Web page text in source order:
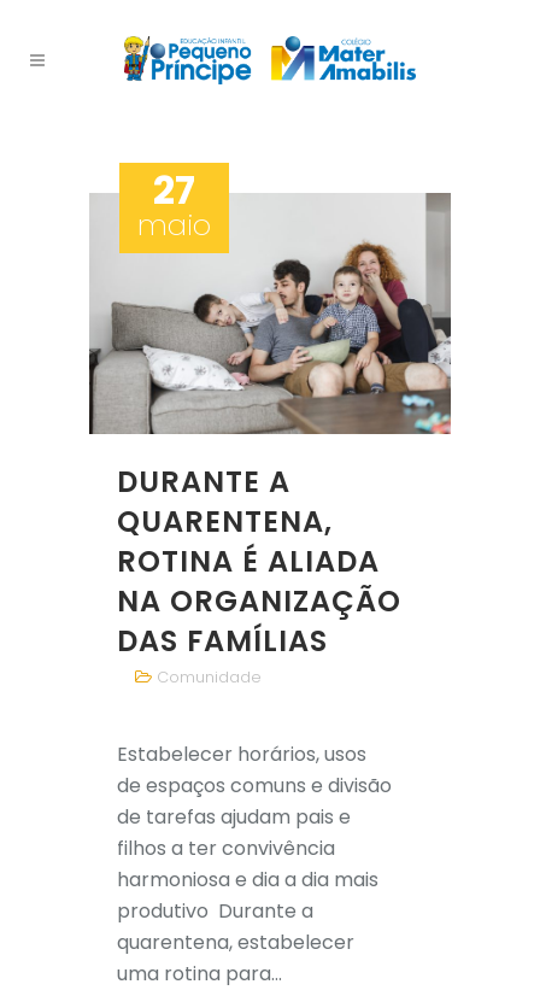
27
maio
DURANTE A
QUARENTENA,
ROTINA É ALIADA
NA ORGANIZAÇÃO
DAS FAMÍLIAS
Comunidade
Estabelecer horários, usos
de espaços comuns e divisão
de tarefas ajudam pais e
filhos a ter convivência
harmoniosa e dia a dia mais
produtivo Durante a
quarentena, estabelecer
uma rotina para...